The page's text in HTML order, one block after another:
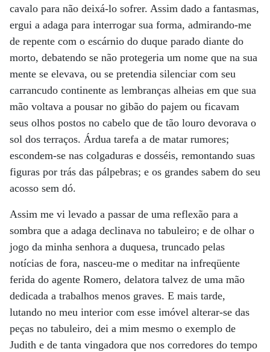
cavalo para não deixá-lo sofrer. Assim dado a fantasmas,
ergui a adaga para interrogar sua forma, admirando-me
de repente com o escárnio do duque parado diante do
morto, debatendo se não protegeria um nome que na sua
mente se elevava, ou se pretendia silenciar com seu
carrancudo continente as lembranças alheias em que sua
mão voltava a pousar no gibão do pajem ou ficavam
seus olhos postos no cabelo que de tão louro devorava o
sol dos terraços. Árdua tarefa a de matar rumores;
escondem-se nas colgaduras e dosséis, remontando suas
figuras por trás das pálpebras; e os grandes sabem do seu
acosso sem dó.
Assim me vi levado a passar de uma reflexão para a
sombra que a adaga declinava no tabuleiro; e de olhar o
jogo da minha senhora a duquesa, truncado pelas
notícias de fora, nasceu-me o meditar na infreqüente
ferida do agente Romero, delatora talvez de uma mão
dedicada a trabalhos menos graves. E mais tarde,
lutando no meu interior com esse imóvel alterar-se das
peças no tabuleiro, dei a mim mesmo o exemplo de
Judith e de tanta vingadora que nos corredores do tempo